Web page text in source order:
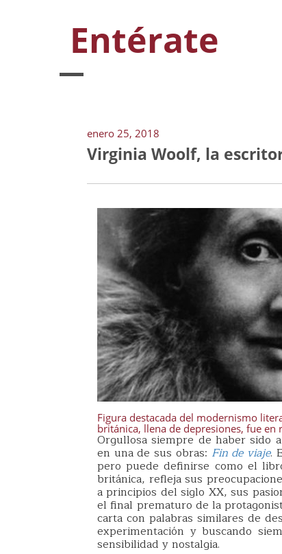
Entérate
enero 25, 2018
Virginia Woolf, la
Figura destacada del modernismo
británica, llena de depresiones, fue en
Orgullosa siempre de haber sido
en una de sus obras: Fin de viaje.
pero puede definirse como el
británica, refleja sus
a principios del siglo XX, sus
el final prematuro de la
carta con palabras similares de
experimentación y buscando
sensibilidad y nostalgia.